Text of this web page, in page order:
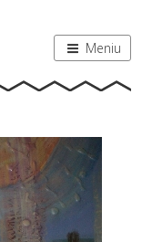
Meniu